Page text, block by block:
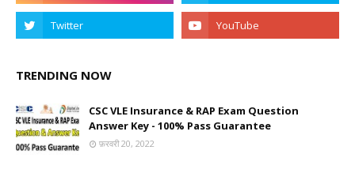
TRENDING NOW
CSC VLE Insurance & RAP Exam Question
Answer Key - 100% Pass Guarantee
फ़रवरी 20, 2022